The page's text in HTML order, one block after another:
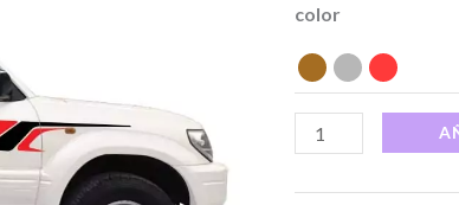
color
serie
90
cantidad